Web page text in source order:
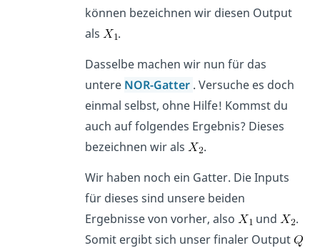
können bezeichnen wir diesen Output
als
.
Dasselbe machen wir nun für das
untere NOR-Gatter . Versuche es doch
einmal selbst, ohne Hilfe! Kommst du
auch auf folgendes Ergebnis? Dieses
bezeichnen wir als
.
Wir haben noch ein Gatter. Die Inputs
für dieses sind unsere beiden
Ergebnisse von vorher, also
und
.
Somit ergibt sich unser finaler Output